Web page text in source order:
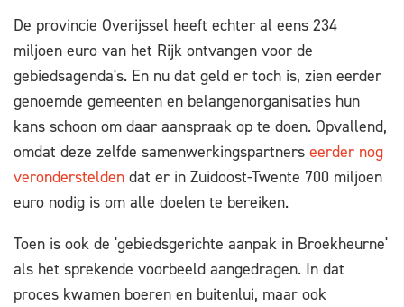
De provincie Overijssel heeft echter al eens 234
miljoen euro van het Rijk ontvangen voor de
gebiedsagenda's. En nu dat geld er toch is, zien eerder
genoemde gemeenten en belangenorganisaties hun
kans schoon om daar aanspraak op te doen. Opvallend,
omdat deze zelfde samenwerkingspartners eerder nog
veronderstelden dat er in Zuidoost-Twente 700 miljoen
euro nodig is om alle doelen te bereiken.
Toen is ook de 'gebiedsgerichte aanpak in Broekheurne'
als het sprekende voorbeeld aangedragen. In dat
proces kwamen boeren en buitenlui, maar ook